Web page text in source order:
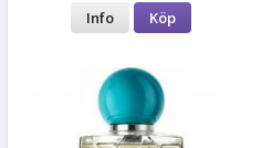
Info Köp